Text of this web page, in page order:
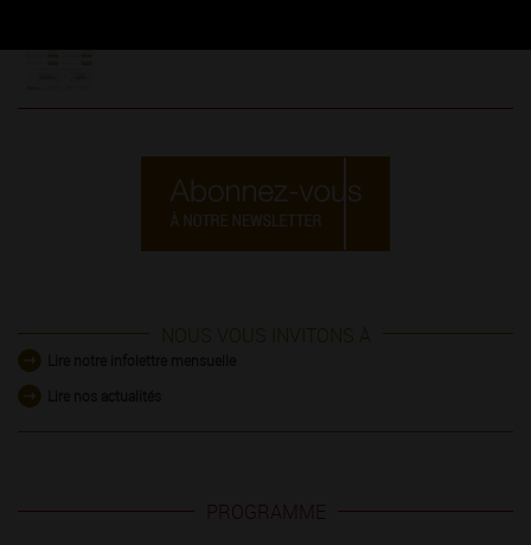
NOUS VOUS INVITONS À
PROGRAMME